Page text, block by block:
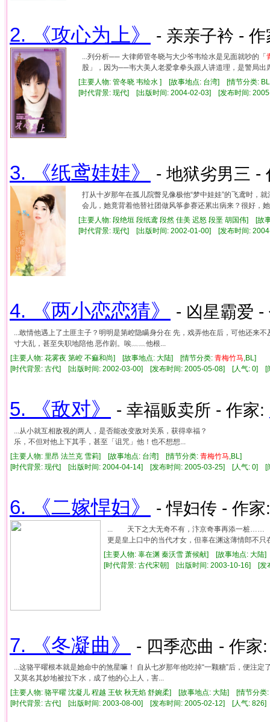
2. 《攻心为上》 - 亲亲子衿 -
...列分析── 大律师管冬晓与大少爷韦绘水是见面就吵的「
股」，因为──韦大美人老爱拿拳头跟人讲道理，是警局出
[主要人物: 管冬晓 韦绘水 ] [故事地点: 台湾] [情节分类:
[时代背景: 现代] [出版时间: 2004-02-03] [发布时间:
3. 《纸鸢娃娃》 - 地狱劣男三 -
打从十岁那年在孤儿院瞥见像极他“梦中娃娃”的飞鸢时，
会儿，她竟背着他替社团做风筝参赛还累出病来？很
[主要人物: 段绝垣 段纸鸢 段然 佳美 迟怒 段垩 胡国伟] [
[时代背景: 现代] [出版时间: 2002-01-00] [发布时间:
4. 《两小恋恋猜》 - 凶星霸爱
...敢情他遇上了土匪主子？明明是第崆隐瞒身分在 先，戏弄他在后，可他还来
寸大乱，甚至失职地陪他 恶作剧。唉﹏﹏他根...
[主要人物: 花雾夜 第崆 不痲和尚] [故事地点: 大陆] [情节分类: 青梅竹马 ,BL]
[时代背景: 古代] [出版时间: 2002-03-00] [发布时间: 2005-05-08] [人气: 0] [
5. 《敌对》 - 幸福贩卖所 - 作家:
...从小就互相敌视的两人，是否能改变敌对关系，获得幸福
乐，不但对他上下其手，甚至「诅咒」他！也不想想...
[主要人物: 里昂 法兰克 雪莉] [故事地点: 台湾] [情节分类: 青梅竹马 ,BL]
[时代背景: 现代] [出版时间: 2004-04-14] [发布时间: 2005-03-25] [人气: 0] [
6. 《二嫁悍妇》 - 悍妇传 - 作
... 天下之大无奇不有，汴京奇事再添一桩……
更是皇上口中的当代才女，但辜在渊这薄情郎不只
[主要人物: 辜在渊 秦沃雪 萧候献] [故事地点: 大
[时代背景: 古代宋朝] [出版时间: 2003-10-16] [
7. 《冬凝曲》 - 四季恋曲 - 作
...这骆平曜根本就是她命中的煞星嘛！ 自从七岁那年他吃掉“一颗糖”后，便注
又莫名其妙地被拉下水，成了他的心上人，害...
[主要人物: 骆平曜 沈凝儿 程越 王钦 秋无焰 舒婉柔] [故事地点: 大陆] [情节分类:
[时代背景: 古代] [出版时间: 2003-08-00] [发布时间: 2005-02-12] [人气: